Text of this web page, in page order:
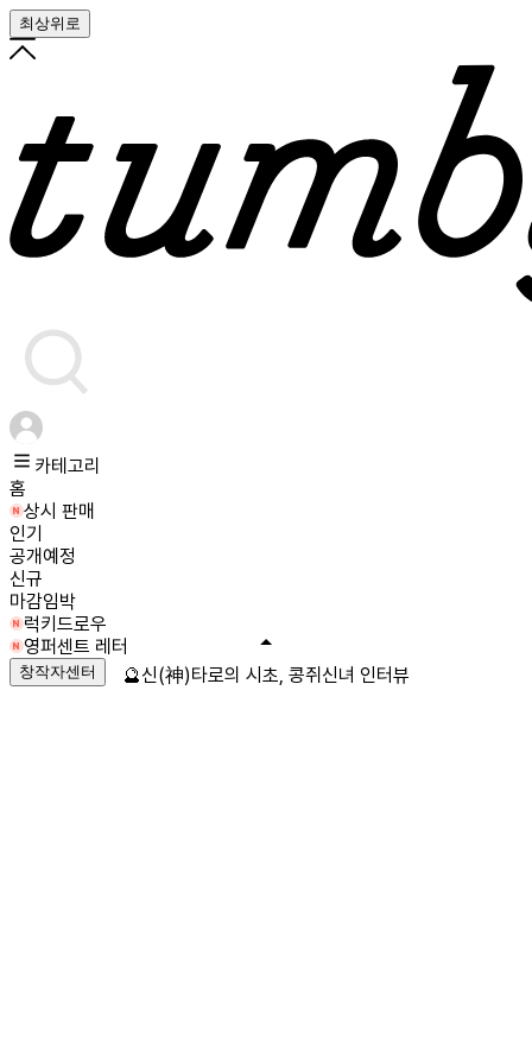
최상위로
카테고리
홈
상시 판매
인기
공개예정
신규
마감임박
럭키드로우
영퍼센트 레터
창작자센터 🔮신(神)타로의 시초, 콩쥐신녀 인터뷰